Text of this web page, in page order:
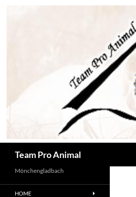
Team Pro Animal
Mönchengladbach
HOME